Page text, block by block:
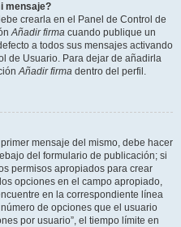
mensaje?
crearla en el Panel de Control de
Añadir firma cuando publique un
a todos sus mensajes activando
de Usuario. Para dejar de añadirla
Añadir firma dentro del perfil.
mensaje del mismo, debe hacer
del formulario de publicación; si
permisos apropiados para crear
opciones en el campo apropiado,
en la correspondiente línea
de opciones que el usuario
por usuario”, el tiempo límite en